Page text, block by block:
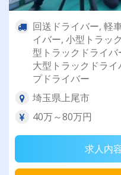
回送ドライバー, 軽
イバー, 小型トラッ
型トラックドライ
大型トラックドラ
プドライバー
埼玉県上尾市
40万～80万円
求人内